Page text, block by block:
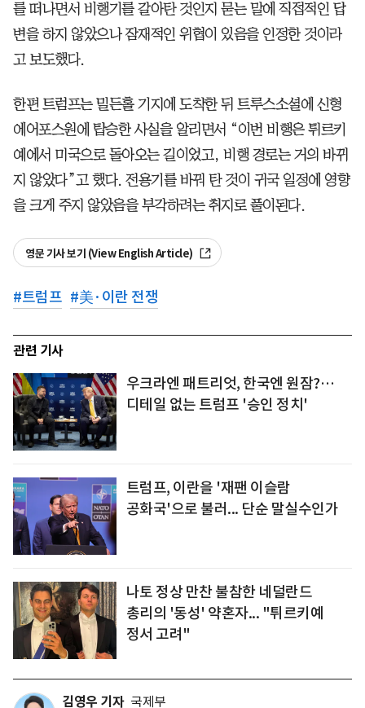
를 떠나면서 비행기를 갈아탄 것인지 묻는 말에 직접적인 답
변을 하지 않았으나 잠재적인 위협이 있음을 인정한 것이라
고 보도했다.
한편 트럼프는 밀든홀 기지에 도착한 뒤 트루스소셜에 신형
에어포스원에 탑승한 사실을 알리면서 “이번 비행은 튀르키
예에서 미국으로 돌아오는 길이었고, 비행 경로는 거의 바뀌
지 않았다”고 했다. 전용기를 바꿔 탄 것이 귀국 일정에 영향
을 크게 주지 않았음을 부각하려는 취지로 풀이된다.
영문 기사 보기 (View English Article)
#트럼프 #美·이란 전쟁
관련 기사
우크라엔 패트리엇, 한국엔 원잠?…
디테일 없는 트럼프 '승인 정치'
트럼프, 이란을 '재팬 이슬람
공화국'으로 불러... 단순 말실수인가
나토 정상 만찬 불참한 네덜란드
총리의 '동성' 약혼자... "튀르키예
정서 고려"
김영우 기자 국제부